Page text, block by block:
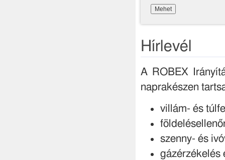
Hírlevél
A ROBEX
naprakészen
villám- és
szenny- és
gázérzékelés